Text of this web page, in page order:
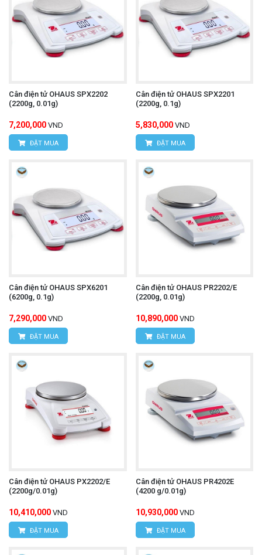
Cân điện tử OHAUS SPX2202
(2200g, 0.01g)
7,200,000 VND
ĐẶT MUA
Cân điện tử OHAUS SPX2201
(2200g, 0.1g)
5,830,000 VND
ĐẶT MUA
Cân điện tử OHAUS SPX6201
(6200g, 0.1g)
7,290,000 VND
ĐẶT MUA
Cân điện tử OHAUS PR2202/E
(2200g, 0.01g)
10,890,000 VND
ĐẶT MUA
Cân điện tử OHAUS PX2202/E
(2200g/0.01g)
10,410,000 VND
ĐẶT MUA
Cân điện tử OHAUS PR4202E
(4200 g/0.01g)
10,930,000 VND
ĐẶT MUA